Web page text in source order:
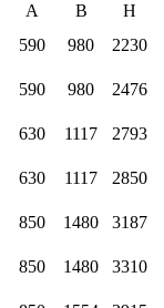
A B
H
590 980 2230
590 980 2476
630 1117 2793
630 1117 2850
850 1480 3187
850 1480 3310